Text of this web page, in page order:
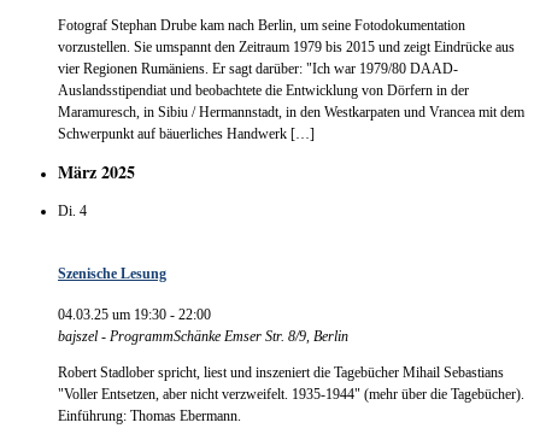
Fotograf Stephan Drube kam nach Berlin, um seine Fotodokumentation
vorzustellen. Sie umspannt den Zeitraum 1979 bis 2015 und zeigt Eindrücke aus
vier Regionen Rumäniens. Er sagt darüber: "Ich war 1979/80 DAAD-
Auslandsstipendiat und beobachtete die Entwicklung von Dörfern in der
Maramuresch, in Sibiu / Hermannstadt, in den Westkarpaten und Vrancea mit dem
Schwerpunkt auf bäuerliches Handwerk […]
März 2025
Di. 4
Szenische Lesung
04.03.25 um 19:30 - 22:00
bajszel - ProgrammSchänke Emser Str. 8/9, Berlin
Robert Stadlober spricht, liest und inszeniert die Tagebücher Mihail Sebastians
"Voller Entsetzen, aber nicht verzweifelt. 1935-1944" (mehr über die Tagebücher).
Einführung: Thomas Ebermann.